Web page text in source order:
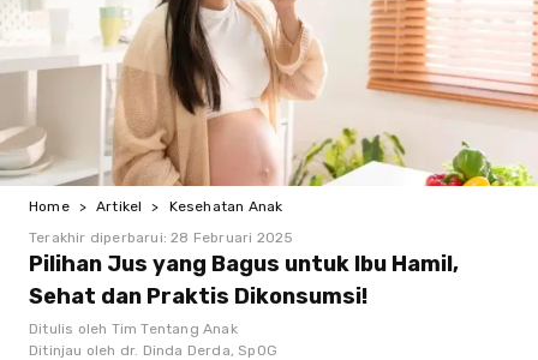
Home > Artikel >
Kesehatan Anak
Terakhir diperbarui:28 Februari 2025
Pilihan Jus yang Bagus untuk Ibu Hamil,
Sehat dan Praktis Dikonsumsi!
Ditulis oleh Tim Tentang Anak
Ditinjau oleh dr. Dinda Derda, SpOG